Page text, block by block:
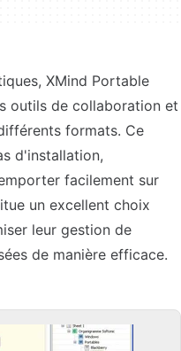
XMind Portable
outils de collaboration et
formats. Ce
d'installation,
facilement sur
un excellent choix
leur gestion de
de manière efficace.